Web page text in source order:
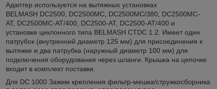
Адаптер используется на вытяжных установках
BELMASH DC2500, DC2500MC, DC2500MC/380, DC2500MC-
AT, DC2500MC-AT/400, DC2500-AT, DC2500-AT/400 и
установке циклонного типа BELMASH CTDC 1.2. Имеет один
патрубок (внутренний диаметр 125 мм) для присоединения к
вытяжке и два патрубка (наружный диаметр 100 мм) для
подключения оборудования через шланги. Крышка на цепочке
входит в комплект поставки.
Для DC 1000 Зажим крепления фильтр-мешка/стружкосборника